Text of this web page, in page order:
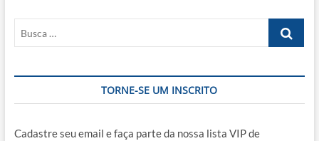
Busca
TORNE-SE UM INSCRITO
Cadastre seu email e faça parte da nossa lista VIP de